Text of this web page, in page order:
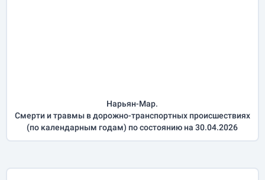
Нарьян-Мар.
Смерти и травмы в дорожно-транспортных происшествиях
(по календарным годам) по состоянию на 30.04.2026